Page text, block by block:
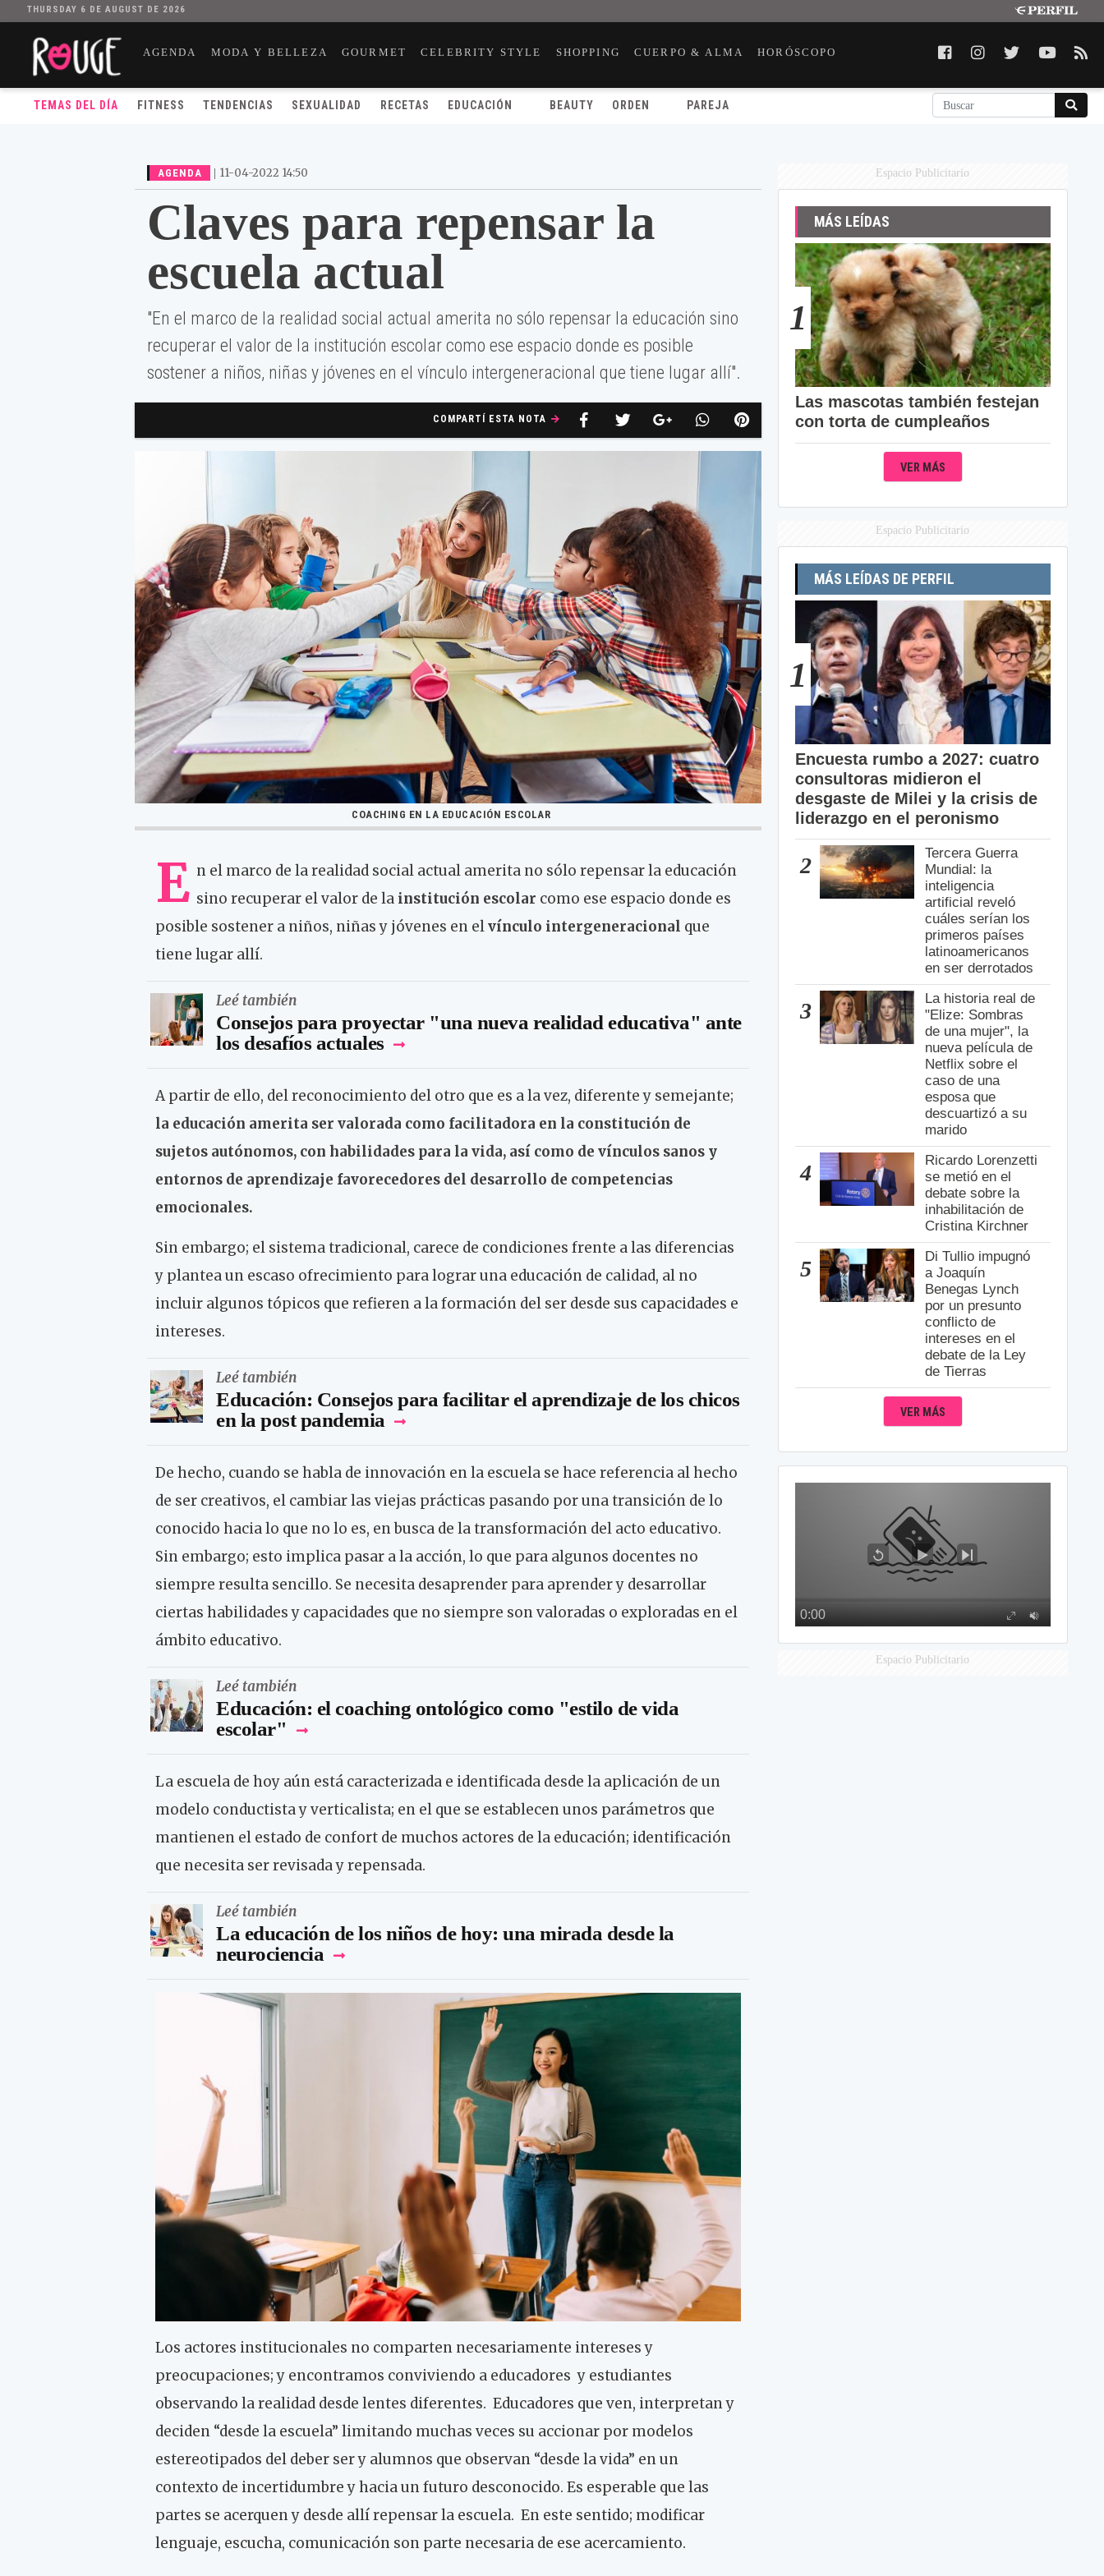
THURSDAY 6 DE AUGUST DE 2026
AGENDA MODA Y BELLEZA GOURMET CELEBRITY STYLE SHOPPING CUERPO & ALMA HORÓSCOPO
TEMAS DEL DÍA FITNESS TENDENCIAS SEXUALIDAD RECETAS EDUCACIÓN BEAUTY ORDEN PAREJA
AGENDA | 11-04-2022 14:50
Claves para repensar la
escuela actual
"En el marco de la realidad social actual amerita no sólo repensar la educación sino
recuperar el valor de la institución escolar como ese espacio donde es posible
sostener a niños, niñas y jóvenes en el vínculo intergeneracional que tiene lugar allí".
COMPARTÍ ESTA NOTA
COACHING EN LA EDUCACIÓN ESCOLAR
E n el marco de la realidad social actual amerita no sólo repensar la educación
sino recuperar el valor de la institución escolar como ese espacio donde es
posible sostener a niños, niñas y jóvenes en elvínculo intergeneracional que
tiene lugar allí.
Leé también
Consejos para proyectar "una nueva realidad educativa" ante
los desafíos actuales
A partir de ello, del reconocimiento del otro que es a la vez, diferente y semejante;
la educación amerita ser valorada como facilitadora en la constitución de
sujetos autónomos, con habilidades para la vida, así como de vínculos sanos y
entornos de aprendizaje favorecedores del desarrollo de competencias
emocionales.
Sin embargo; el sistema tradicional, carece de condiciones frente a las diferencias
y plantea un escaso ofrecimiento para lograr una educación de calidad, al no
incluir algunos tópicos que refieren a la formación del ser desde sus capacidades e
intereses.
Leé también
Educación: Consejos para facilitar el aprendizaje de los chicos
en la post pandemia
De hecho, cuando se habla de innovación en la escuela se hace referencia al hecho
de ser creativos, el cambiar las viejas prácticas pasando por una transición de lo
conocido hacia lo que no lo es, en busca de la transformación del acto educativo.
Sin embargo; esto implica pasar a la acción, lo que para algunos docentes no
siempre resulta sencillo. Se necesita desaprender para aprender y desarrollar
ciertas habilidades y capacidades que no siempre son valoradas o exploradas en el
ámbito educativo.
Leé también
Educación: el coaching ontológico como "estilo de vida
escolar"
La escuela de hoy aún está caracterizada e identificada desde la aplicación de un
modelo conductista y verticalista; en el que se establecen unos parámetros que
mantienen el estado de confort de muchos actores de la educación; identificación
que necesita ser revisada y repensada.
Leé también
La educación de los niños de hoy: una mirada desde la
neurociencia
Los actores institucionales no comparten necesariamente intereses y
preocupaciones; y encontramos conviviendo a educadores y estudiantes
observando la realidad desde lentes diferentes. Educadores que ven, interpretan y
deciden “desde la escuela” limitando muchas veces su accionar por modelos
estereotipados del deber ser y alumnos que observan “desde la vida” en un
contexto de incertidumbre y hacia un futuro desconocido. Es esperable que las
partes se acerquen y desde allí repensar la escuela. En este sentido; modificar
lenguaje, escucha, comunicación son parte necesaria de ese acercamiento.
Espacio Publicitario
MÁS LEÍDAS
1
Las mascotas también festejan
con torta de cumpleaños
VER MÁS
Espacio Publicitario
MÁS LEÍDAS DE PERFIL
1
Encuesta rumbo a 2027: cuatro
consultoras midieron el
desgaste de Milei y la crisis de
liderazgo en el peronismo
2
Tercera Guerra
Mundial: la
inteligencia
artificial reveló
cuáles serían los
primeros países
latinoamericanos
en ser derrotados
3
La historia real de
"Elize: Sombras
de una mujer", la
nueva película de
Netflix sobre el
caso de una
esposa que
descuartizó a su
marido
4
Ricardo Lorenzetti
se metió en el
debate sobre la
inhabilitación de
Cristina Kirchner
5
Di Tullio impugnó
a Joaquín
Benegas Lynch
por un presunto
conflicto de
intereses en el
debate de la Ley
de Tierras
VER MÁS
Espacio Publicitario